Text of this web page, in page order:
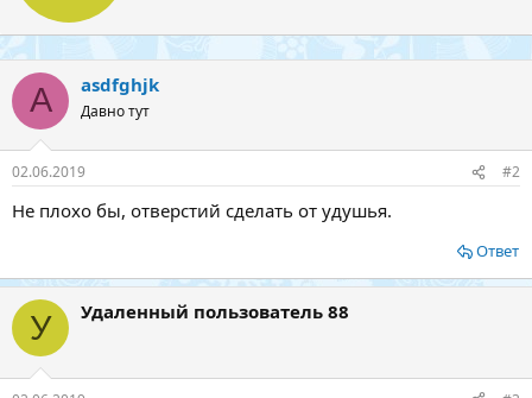
:
A asdfghjk
Давно тут
02.06.2019 #2
Не плохо бы, отверстий сделать от удушья.
Ответ
У Удаленный пользователь 88